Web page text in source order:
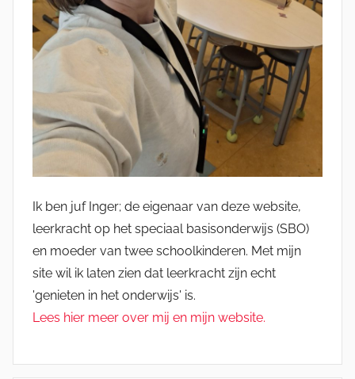
Ik ben juf Inger; de eigenaar van deze website,
leerkracht op het speciaal basisonderwijs (SBO)
en moeder van twee schoolkinderen. Met mijn
site wil ik laten zien dat leerkracht zijn echt
'genieten in het onderwijs' is.
Lees hier meer over mij en mijn website.